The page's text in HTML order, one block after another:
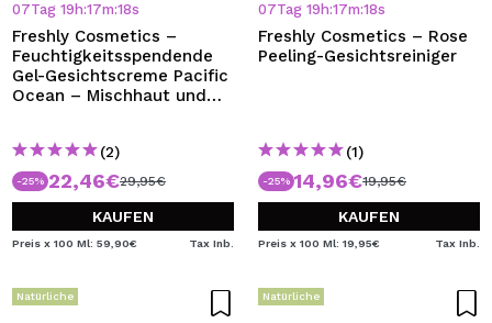
07Tag 19 h:17m:18s
Freshly Cosmetics –
Feuchtigkeitsspendende
Gel-Gesichtscreme Pacific
Ocean – Mischhaut und
(2)
-25% 22,46€29,95€
KAUFEN
Preis x 100 Ml: 59,90€ Tax Inb.
07Tag 19 h:17m:18s
Freshly Cosmetics – Rose
Peeling-Gesichtsreiniger
(1)
-25% 14,96€19,95€
KAUFEN
Preis x 100 Ml: 19,95€ Tax Inb.
Natürliche Natürliche